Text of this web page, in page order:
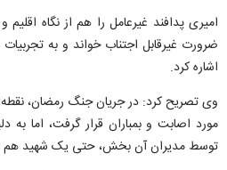
امیری پدافند غیرعامل را هم از نگاه
ضرورت غیرقابل اجتناب خواند و به
اشاره کرد.
مورد اصابت و بمباران قرار گرفت، اما به
توسط مدیران آن بخش، حتی یک شهید هم